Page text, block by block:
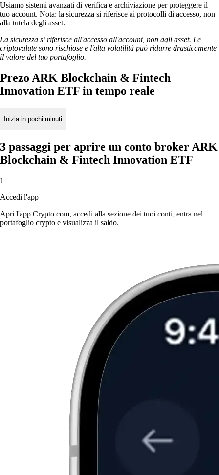
Usiamo sistemi avanzati di verifica e archiviazione per proteggere il
tuo account. Nota: la sicurezza si riferisce ai protocolli di accesso, non
alla tutela degli asset.
La sicurezza si riferisce all'accesso all'account, non agli asset. Le
criptovalute sono rischiose e l'alta volatilità può ridurre drasticamente
il valore del tuo portafoglio.
Prezo ARK Blockchain & Fintech
Innovation ETF in tempo reale
Inizia in pochi minuti
3 passaggi per aprire un conto broker ARK
Blockchain & Fintech Innovation ETF
1
Accedi l'app
Apri l'app Crypto.com, accedi alla sezione dei tuoi conti, entra nel
portafoglio crypto e visualizza il saldo.